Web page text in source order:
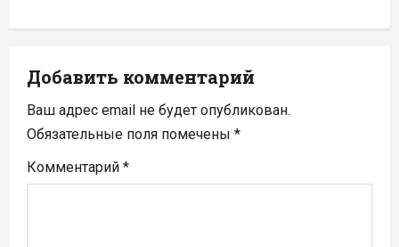
а
и
я
п
Добавить комментарий
Ваш адрес email не будет опубликован.
Обязательные поля помечены *
Комментарий *